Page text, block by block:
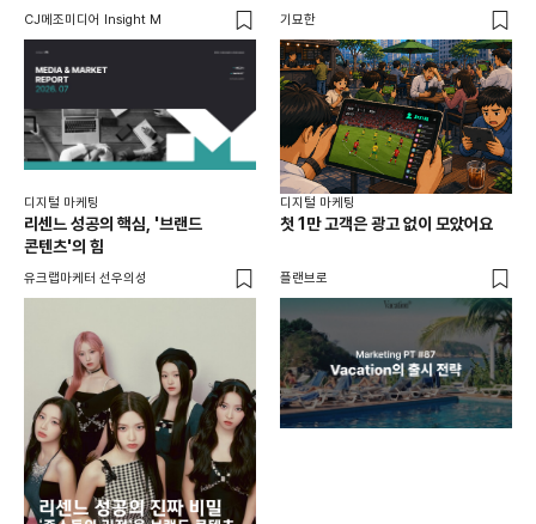
CJ메조미디어 Insight M 기묘한
디지털 마케팅
리센느 성공의 핵심, '브랜드
콘텐츠'의 힘
유크랩마케터 선우의성
디지털 마케팅
첫 1만 고객은 광고 없이 모았어요
플랜브로